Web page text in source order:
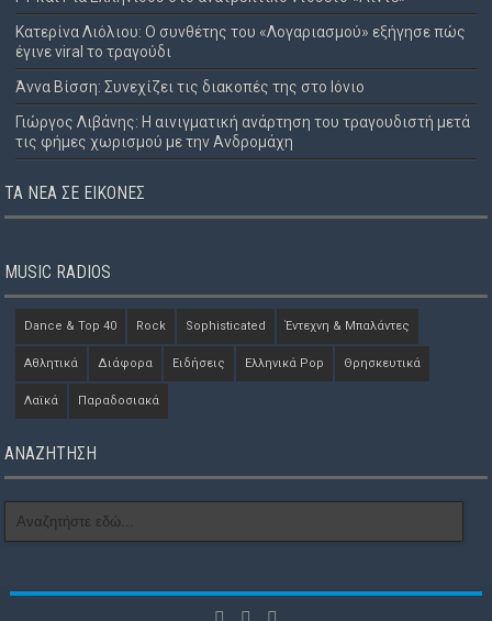
Κατερίνα Λιόλιου: Ο συνθέτης του «Λογαριασμού» εξήγησε πώς
έγινε viral το τραγούδι
Άννα Βίσση: Συνεχίζει τις διακοπές της στο Ιόνιο
Γιώργος Λιβάνης: Η αινιγματική ανάρτηση του τραγουδιστή μετά
τις φήμες χωρισμού με την Ανδρομάχη
ΤΑ ΝΈΑ ΣΕ ΕΙΚΌΝΕΣ
MUSIC RADIOS
Dance & Top 40 Rock Sophisticated Έντεχνη & Μπαλάντες
Αθλητικά Διάφορα Ειδήσεις Ελληνικά Pop Θρησκευτικά
Λαϊκά Παραδοσιακά
ΑΝΑΖΗΤΗΣΗ